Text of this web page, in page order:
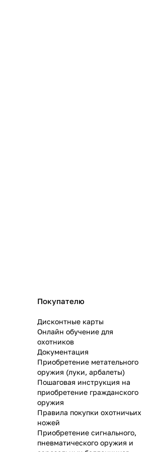
Покупателю
Дисконтные карты
Онлайн обучение для
охотников
Документация
Приобретение метательного
оружия (луки, арбалеты)
Пошаговая инструкция на
приобретение гражданского
оружия
Правила покупки охотничьих
ножей
Приобретение сигнального,
пневматического оружия и